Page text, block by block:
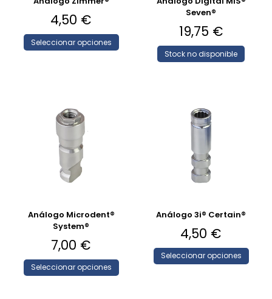
4,50 €
Seleccionar opciones
Seven®
19,75 €
Stock no disponible
Análogo Microdent®
System®
7,00 €
Seleccionar opciones
Análogo 3i® Certain®
4,50 €
Seleccionar opciones